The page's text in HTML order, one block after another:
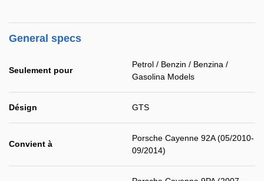
General specs
Seulement pour
Petrol / Benzin / Benzina /
Gasolina Models
Désign GTS
Convient à
Porsche Cayenne 92A (05/2010-
09/2014)